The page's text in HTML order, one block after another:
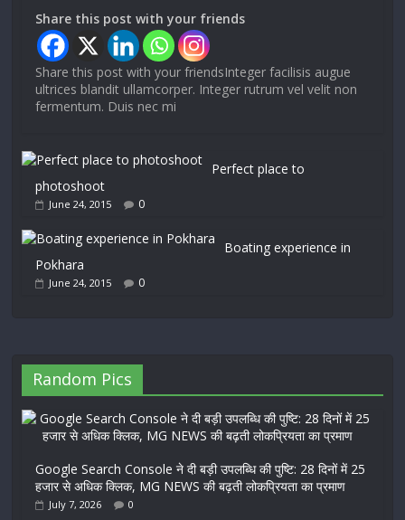
Share this post with your friends
Share this post with your friendsInteger facilisis augue
ultrices blandit ullamcorper. Integer rutrum vel velit non
fermentum. Duis nec mi
Perfect place to
photoshoot
June 24, 2015 0
Boating experience in
Pokhara
June 24, 2015 0
Random Pics
Google Search Console ने दी बड़ी उपलब्धि की पुष्टि: 28 दिनों में 25
हजार से अधिक क्लिक, MG NEWS की बढ़ती लोकप्रियता का प्रमाण
July 7, 2026 0